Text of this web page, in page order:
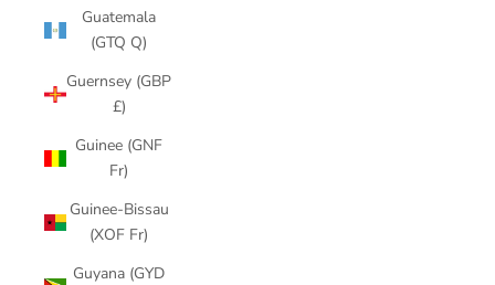
Guatemala
(GTQ Q)
Guernsey (GBP
£)
Guinee (GNF
Fr)
Guinee-Bissau
(XOF Fr)
Guyana (GYD